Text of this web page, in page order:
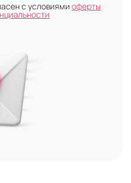
с условиями оферты